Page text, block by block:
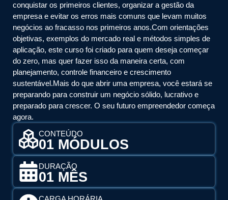
conquistar os primeiros clientes, organizar a gestão da
empresa e evitar os erros mais comuns que levam muitos
negócios ao fracasso nos primeiros anos.Com orientações
objetivas, exemplos do mercado real e métodos simples de
aplicação, este curso foi criado para quem deseja começar
do zero, mas quer fazer isso da maneira certa, com
planejamento, controle financeiro e crescimento
sustentável.Mais do que abrir uma empresa, você estará se
preparando para construir um negócio sólido, lucrativo e
preparado para crescer. O seu futuro empreendedor começa
agora.
CONTEÚDO
01 MÓDULOS
DURAÇÃO
01 MÊS